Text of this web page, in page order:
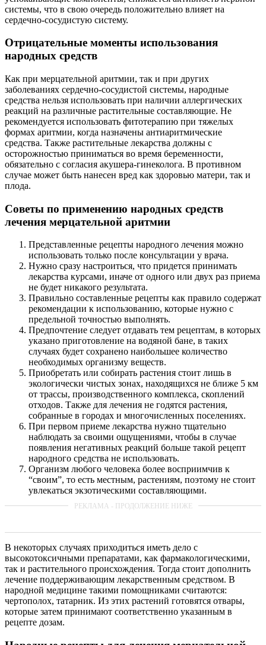
системы, что в свою очередь положительно влияет на
сердечно-сосудистую систему.
Отрицательные моменты использования
народных средств
Как при мерцательной аритмии, так и при других
заболеваниях сердечно-сосудистой системы, народные
средства нельзя использовать при наличии аллергических
реакций на различные растительные составляющие. Не
рекомендуется использовать фитотерапию при тяжелых
формах аритмии, когда назначены антиаритмические
средства. Также растительные лекарства должны с
осторожностью приниматься во время беременности,
обязательно с согласия акушера-гинеколога. В противном
случае может быть нанесен вред как здоровью матери, так и
плода.
Советы по применению народных средств
лечения мерцательной аритмии
Представленные рецепты народного лечения можно
использовать только после консультации у врача.
Нужно сразу настроиться, что придется принимать
лекарства курсами, иначе от одного или двух раз приема
не будет никакого результата.
Правильно составленные рецепты как правило содержат
рекомендации к использованию, которые нужно с
предельной точностью выполнять.
Предпочтение следует отдавать тем рецептам, в которых
указано приготовление на водяной бане, в таких
случаях будет сохранено наибольшее количество
необходимых организму веществ.
Приобретать или собирать растения стоит лишь в
экологически чистых зонах, находящихся не ближе 5 км
от трассы, производственного комплекса, скоплений
отходов. Также для лечения не годятся растения,
собранные в городах и многочисленных поселениях.
При первом приеме лекарства нужно тщательно
наблюдать за своими ощущениями, чтобы в случае
появления негативных реакций больше такой рецепт
народного средства не использовать.
Организм любого человека более восприимчив к
“своим”, то есть местным, растениям, поэтому не стоит
увлекаться экзотическими составляющими.
В некоторых случаях приходиться иметь дело с
высокотоксичными препаратами, как фармакологическими,
так и растительного происхождения. Тогда стоит дополнить
лечение поддерживающим лекарственным средством. В
народной медицине такими помощниками считаются:
чертополох, татарник. Из этих растений готовятся отвары,
которые затем принимают соответственно указанным в
рецепте дозам.